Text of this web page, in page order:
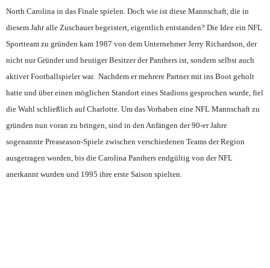
North Carolina in das Finale spielen. Doch wie ist diese Mannschaft, die in
diesem Jahr alle Zuschauer begeistert, eigentlich entstanden? Die Idee ein NFL
Sportteam zu gründen kam 1987 von dem Unternehmer Jerry Richardson, der
nicht nur Gründer und heutiger Besitzer der Panthers ist, sondern selbst auch
aktiver Footballspieler war. Nachdem er mehrere Partner mit ins Boot geholt
hatte und über einen möglichen Standort eines Stadions gesprochen wurde, fiel
die Wahl schließlich auf Charlotte. Um das Vorhaben eine NFL Mannschaft zu
gründen nun voran zu bringen, sind in den Anfängen der 90-er Jahre
sogenannte Preaseason-Spiele zwischen verschiedenen Teams der Region
ausgetragen worden, bis die Carolina Panthers endgültig von der NFL
anerkannt wurden und 1995 ihre erste Saison spielten.